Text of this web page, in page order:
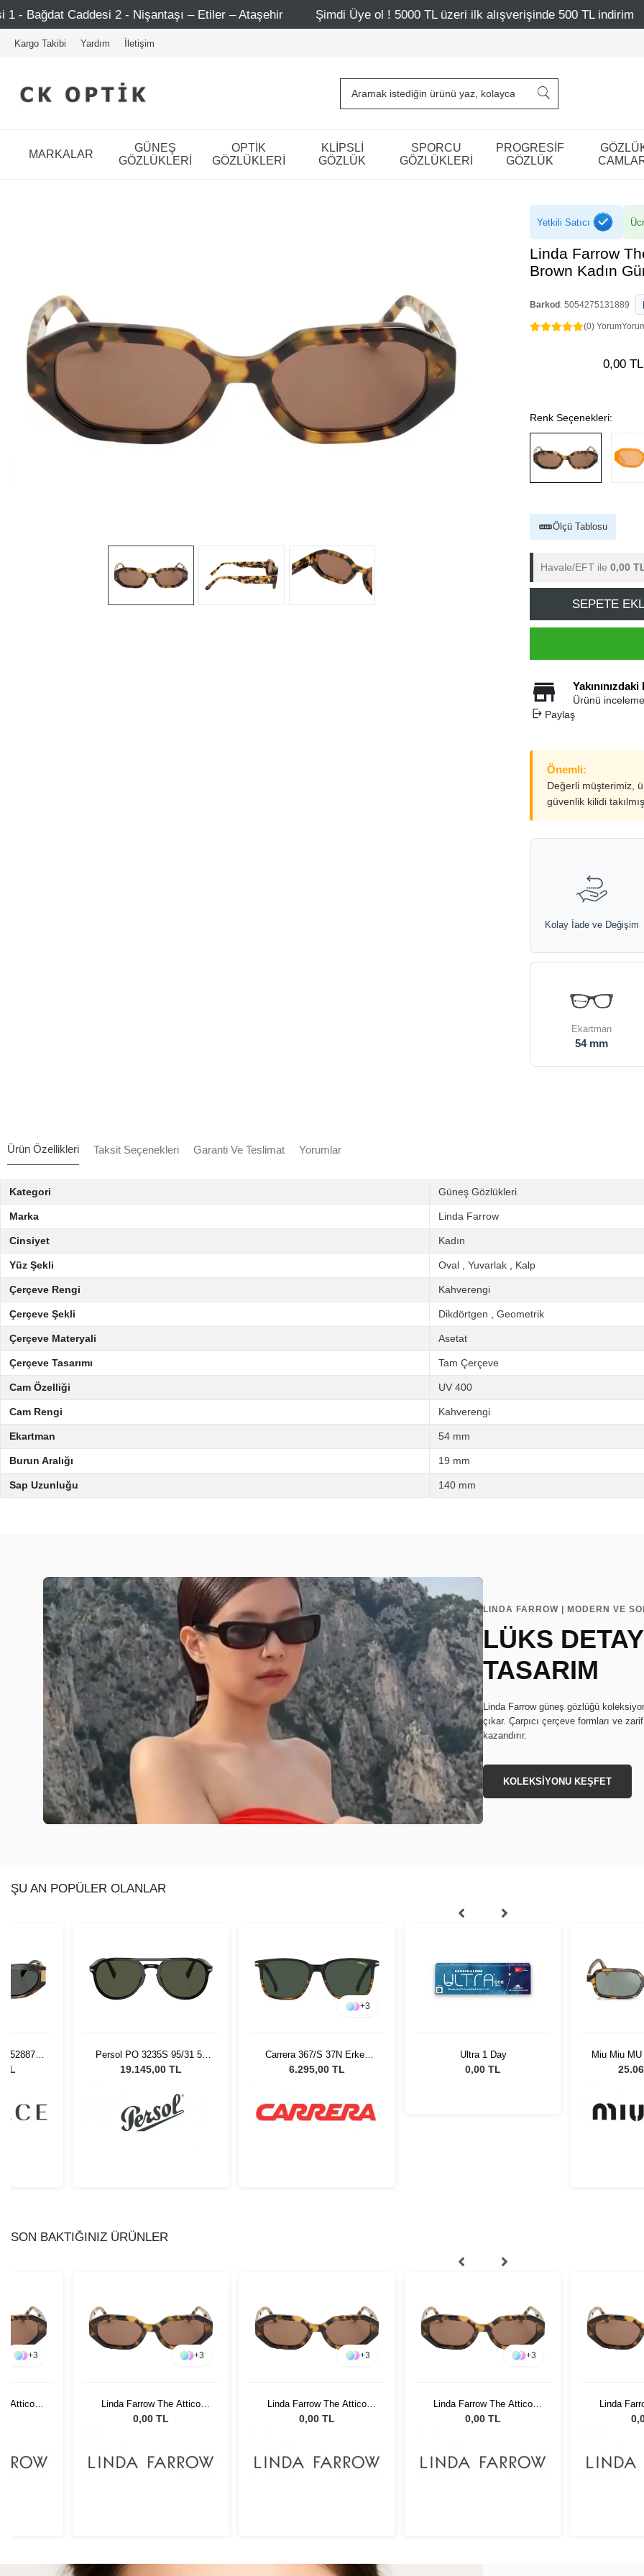
Nişantaşı – Etiler – Ataşehir Şimdi Üye ol ! 5000 TL üzeri ilk alışverişinde 500 TL indirim Mağazalarımız –
Kargo Takibi Yardım İletişim
MARKALAR
GÜNEŞ
GÖZLÜKLERİ
OPTİK
GÖZLÜKLERİ
KLİPSLİ
GÖZLÜK
SPORCU
GÖZLÜKLERİ
PROGRESİF
GÖZLÜK
Yetkili Satıcı
Linda Farrow
Brown Kadın
Barkod : 5054275131889
(0) Yorum
0,00 TL
Renk Seçenekleri:
Ölçü Tablosu
Havale/EFT ile 0,00
SEPETE
Ürünü
Paylaş
Önemli:
Değerli müşterimiz,
güvenlik kilidi
Kolay İade ve Değişim
Ekartman
54 mm
Ürün Özellikleri Taksit Seçenekleri Garanti Ve Teslimat Yorumlar
Kategori Güneş Gözlükleri
Marka Linda Farrow
Cinsiyet Kadın
Yüz Şekli Oval Yuvarlak Kalp
Çerçeve Rengi Kahverengi
Çerçeve Şekli Dikdörtgen Geometrik
Çerçeve Materyali Asetat
Çerçeve Tasarımı Tam Çerçeve
Cam Özelliği UV 400
Cam Rengi Kahverengi
Ekartman 54 mm
Burun Aralığı 19 mm
Sap Uzunluğu 140 mm
LINDA FARROW | MODERN VE
LÜKS
TASARIM
Linda Farrow güneş gözlüğü
çıkar. Çarpıcı çerçeve formları ve
kazandırır.
KOLEKSİYONU KEŞFET
ŞU AN POPÜLER OLANLAR
552887 -
TL
Persol PO 3235S 95/31 55
Unisex Güneş Gözlüğü
19.145,00 TL
+3
Carrera 367/S 37N Erkek
Güneş Gözlüğü
6.295,00 TL
Ultra 1 Day
0,00 TL
Miu Miu
51 Kadın
SON BAKTIĞINIZ ÜRÜNLER
+3
Attico
+3
Linda Farrow The Attico
İrene T-Shell/Yellow Gold -
0,00 TL
+3
Linda Farrow The Attico
İrene T-Shell/Yellow Gold -
0,00 TL
+3
Linda Farrow The Attico
İrene T-Shell/Yellow Gold -
0,00 TL
Linda
İrene T-